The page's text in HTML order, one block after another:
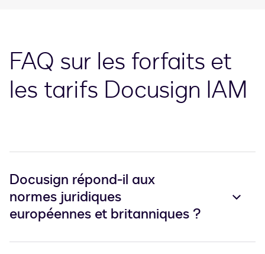
FAQ sur les forfaits et
les tarifs Docusign IAM
Docusign répond-il aux
normes juridiques
européennes et britanniques ?